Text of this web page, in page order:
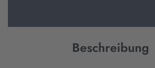
Beschreibung